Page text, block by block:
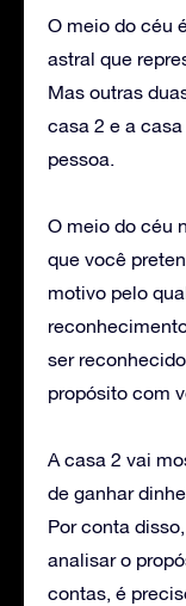
O meio do céu
astral que
Mas outras
casa 2 e a
pessoa.
O meio do céu
que você
motivo pelo
ser
propósito com
A casa 2 vai
de ganhar
Por conta
analisar o
contas, é